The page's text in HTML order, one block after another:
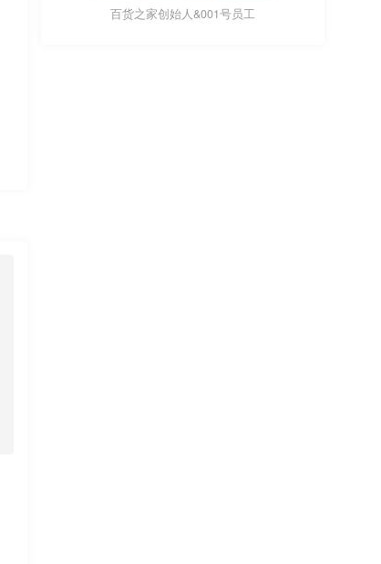
百货之家创始人&001号员工